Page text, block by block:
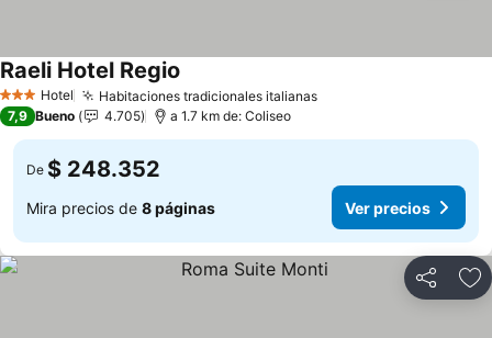
3 Estrellas
Hotel Habitaciones tradicionales italianas
Raeli Hotel Regio
7,9 Bueno 4.705 a 1.7 km de: Coliseo
De $ 248.352
Mira precios de 8 páginas Ver precios
Compartir